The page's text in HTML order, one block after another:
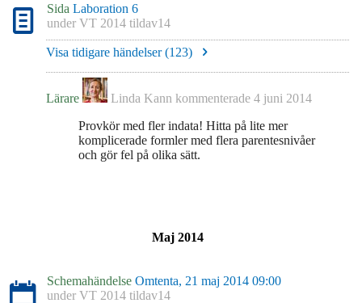
Sida Laboration 6
under VT 2014 tildav14
Visa tidigare händelser (123)
Lärare Linda Kann kommenterade 4 juni 2014
Provkör med fler indata! Hitta på lite mer
komplicerade formler med flera parentesnivåer
och gör fel på olika sätt.
Maj 2014
Schemahändelse Omtenta, 21 maj 2014 09:00
under VT 2014 tildav14